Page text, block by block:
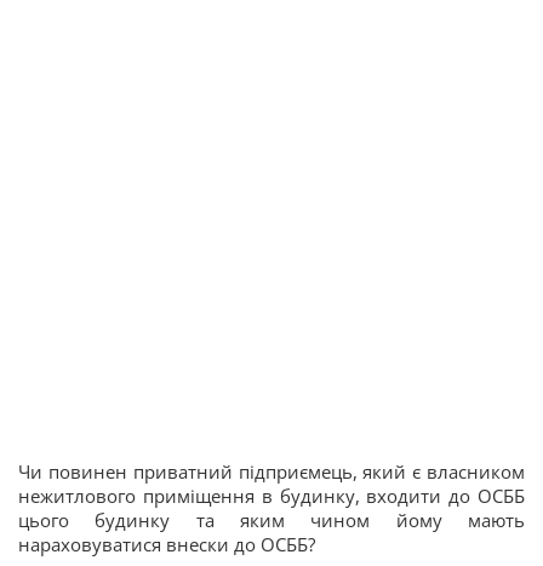
Чи повинен приватний підприємець, який є власником
нежитлового приміщення в будинку, входити до ОСББ
цього будинку та яким чином йому мають
нараховуватися внески до ОСББ?